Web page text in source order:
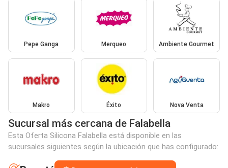
Pepe Ganga Merqueo Ambiente Gourmet
Makro Éxito Nova Venta
Sucursal más cercana de Falabella
Esta Oferta Silicona Falabella está disponible en las
sucursales siguientes según la ubicación que has configurado: